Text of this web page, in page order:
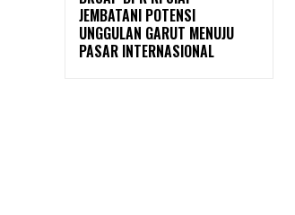
JEMBATANI POTENSI
UNGGULAN GARUT MENUJU
PASAR INTERNASIONAL